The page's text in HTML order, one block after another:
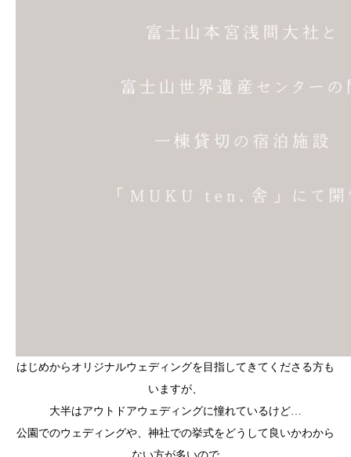
はじめからオリジナルウェディングを目指してきてくださる方も
いますが、
大半はアウトドアウェディングに憧れているけど…
公園でのウェディングや、神社での挙式をどうして良いかわから